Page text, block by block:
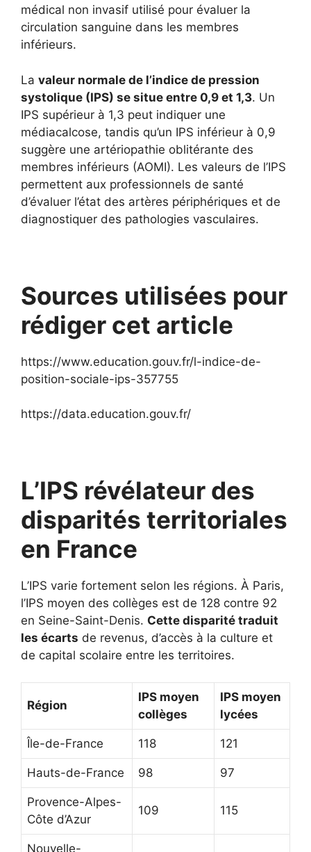
médical non invasif utilisé pour évaluer la
circulation sanguine dans les membres
inférieurs.
La valeur normale de l’indice de pression
systolique (IPS) se situe entre 0,9 et 1,3. Un
IPS supérieur à 1,3 peut indiquer une
médiacalcose, tandis qu’un IPS inférieur à 0,9
suggère une artériopathie oblitérante des
membres inférieurs (AOMI). Les valeurs de l’IPS
permettent aux professionnels de santé
d’évaluer l’état des artères périphériques et de
diagnostiquer des pathologies vasculaires.
Sources utilisées pour
rédiger cet article
https://www.education.gouv.fr/l-indice-de-
position-sociale-ips-357755
https://data.education.gouv.fr/
L’IPS révélateur des
disparités territoriales
en France
L’IPS varie fortement selon les régions. À Paris,
l’IPS moyen des collèges est de 128 contre 92
en Seine-Saint-Denis. Cette disparité traduit
les écarts de revenus, d’accès à la culture et
de capital scolaire entre les territoires.
Région
IPS moyen
collèges
IPS moyen
lycées
Île-de-France 118 121
Hauts-de-France 98 97
Provence-Alpes-
Côte d’Azur
109 115
Nouvelle-